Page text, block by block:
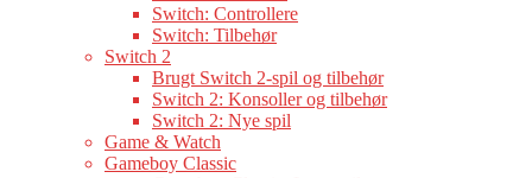
Switch: Controllere
Switch: Tilbehør
Switch 2
Brugt Switch 2-spil og tilbehør
Switch 2: Konsoller og tilbehør
Switch 2: Nye spil
Game & Watch
Gameboy Classic